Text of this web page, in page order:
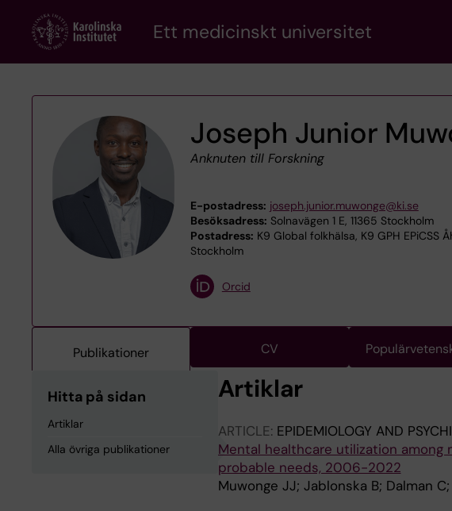
content
Ett medicinskt universitet
Joseph Junior
Anknuten till Forskning
E-postadress: joseph.junior.muwonge@ki.se
Besöksadress: Solnavägen 1 E, 11365 Stockholm
Postadress: K9 Global folkhälsa, K9 GPH EPiCSS
Stockholm
Orcid
Publikationer CV
Hitta på sidan
Artiklar
Alla övriga publikationer
Artiklar
ARTICLE: EPIDEMIOLOGY AND
Mental healthcare utilization
probable needs, 2006-2022
Muwonge JJ; Jablonska B; Dalman